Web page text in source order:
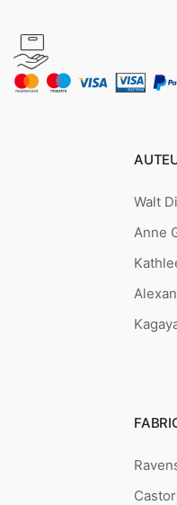
Walt
Anne